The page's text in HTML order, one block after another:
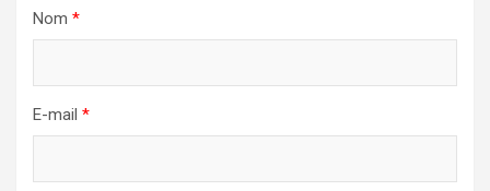
Nom *
E-mail *